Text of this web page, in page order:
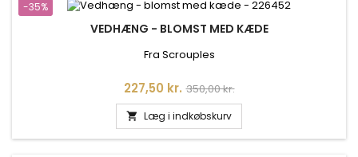
-35%
VEDHÆNG - BLOMST MED KÆDE
Fra Scrouples
Pris
227,50 kr. Normalpris
350,00 kr.
 Læg i indkøbskurv